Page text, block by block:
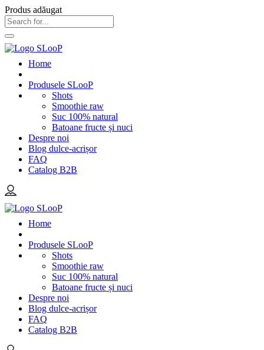
Produs adăugat
Home
Produsele SLooP
Shots
Smoothie raw
Suc 100% natural
Batoane fructe și nuci
Despre noi
Blog dulce-acrișor
FAQ
Catalog B2B
Home
Produsele SLooP
Shots
Smoothie raw
Suc 100% natural
Batoane fructe și nuci
Despre noi
Blog dulce-acrișor
FAQ
Catalog B2B